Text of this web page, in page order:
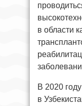
в области
В 2020
в